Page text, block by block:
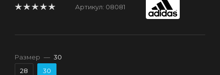
Артикул: 08081
Размер — 30
28
30